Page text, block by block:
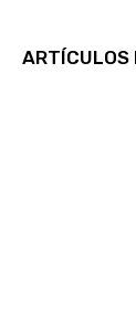
ARTÍCULOS